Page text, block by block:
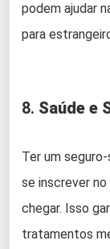
podem ajudar
para
8. Saúde e
Ter um
se inscrever
chegar. Isso
tratamentos